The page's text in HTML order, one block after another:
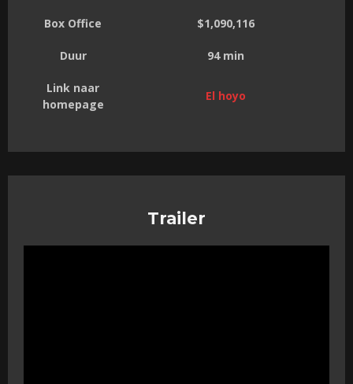
Box Office $1,090,116
Duur 94 min
Link naar
homepage
El hoyo
Trailer